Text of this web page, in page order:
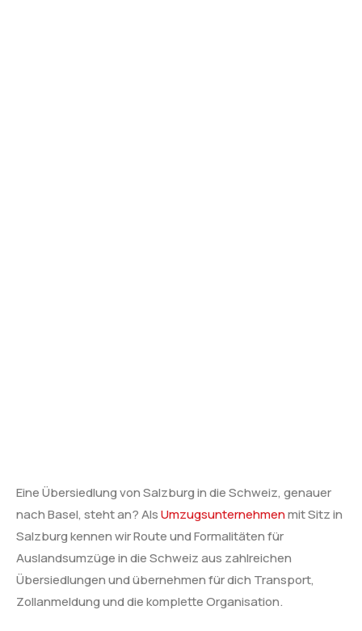
Eine Übersiedlung von Salzburg in die Schweiz, genauer
nach Basel, steht an? AlsUmzugsunternehmenmit Sitz in
Salzburg kennen wir Route und Formalitäten für
Auslandsumzüge in die Schweiz aus zahlreichen
Übersiedlungen und übernehmen für dich Transport,
Zollanmeldung und die komplette Organisation.